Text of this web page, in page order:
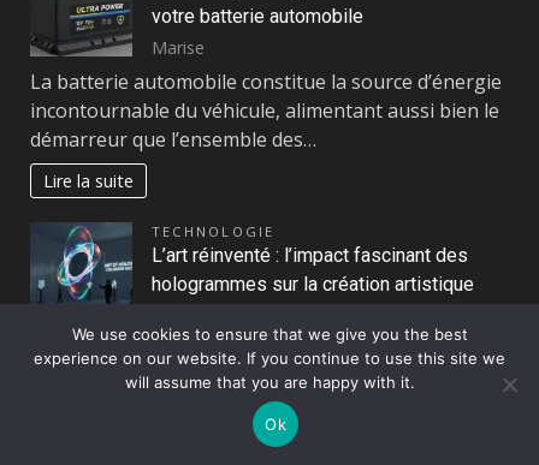
votre batterie automobile
Marise
La batterie automobile constitue la source d’énergie
incontournable du véhicule, alimentant aussi bien le
démarreur que l’ensemble des…
Lire la suite
TECHNOLOGIE
L’art réinventé : l’impact fascinant des
hologrammes sur la création artistique
À l’orée de cette nouvelle ère technologique, l’art
contemporain se métamorphose à travers
l’incorporation des hologrammes, une technologie…
We use cookies to ensure that we give you the best
experience on our website. If you continue to use this site we
will assume that you are happy with it.
Ok